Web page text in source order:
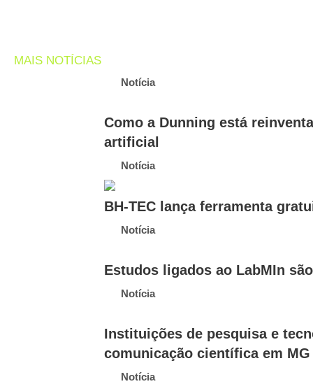
MAIS NOTÍCIAS
Notícia
Como a Dunning está
artificial
Notícia
BH-TEC lança ferramenta
Notícia
Estudos ligados ao LabMIn
Notícia
Instituições de pesquisa e
comunicação científica em MG
Notícia